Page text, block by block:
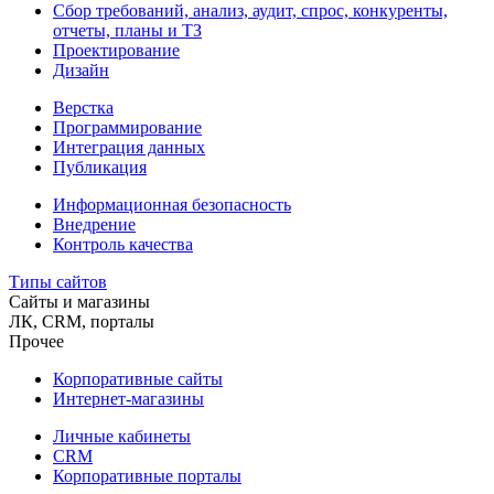
Сбор требований, анализ, аудит, спрос, конкуренты,
отчеты, планы и ТЗ
Проектирование
Дизайн
Верстка
Программирование
Интеграция данных
Публикация
Информационная безопасность
Внедрение
Контроль качества
Типы сайтов
Сайты и магазины
ЛК, CRM, порталы
Прочее
Корпоративные сайты
Интернет-магазины
Личные кабинеты
CRM
Корпоративные порталы